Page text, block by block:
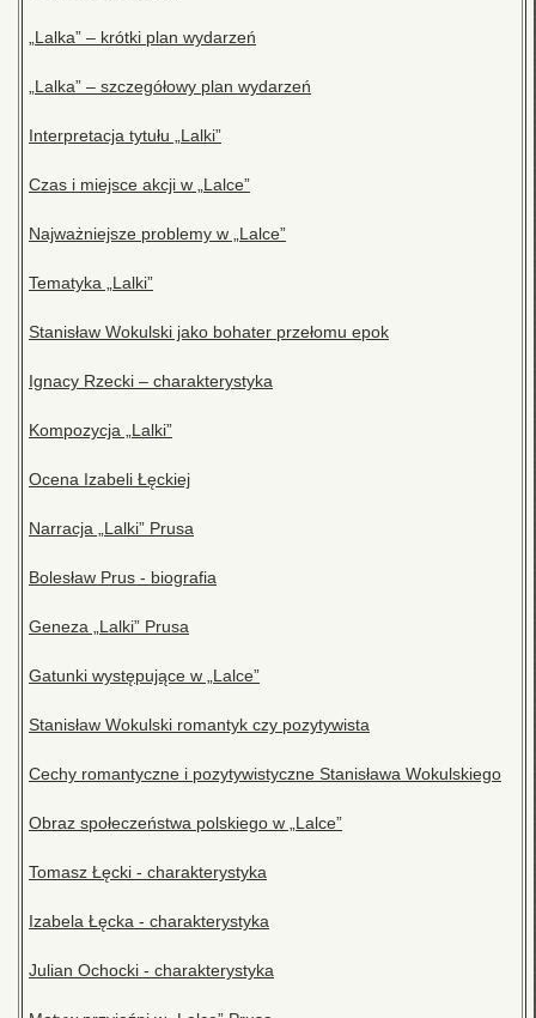
„Lalka” – krótki plan wydarzeń
„Lalka” – szczegółowy plan wydarzeń
Interpretacja tytułu „Lalki”
Czas i miejsce akcji w „Lalce”
Najważniejsze problemy w „Lalce”
Tematyka „Lalki”
Stanisław Wokulski jako bohater przełomu epok
Ignacy Rzecki – charakterystyka
Kompozycja „Lalki”
Ocena Izabeli Łęckiej
Narracja „Lalki” Prusa
Bolesław Prus - biografia
Geneza „Lalki” Prusa
Gatunki występujące w „Lalce”
Stanisław Wokulski romantyk czy pozytywista
Cechy romantyczne i pozytywistyczne Stanisława Wokulskiego
Obraz społeczeństwa polskiego w „Lalce”
Tomasz Łęcki - charakterystyka
Izabela Łęcka - charakterystyka
Julian Ochocki - charakterystyka